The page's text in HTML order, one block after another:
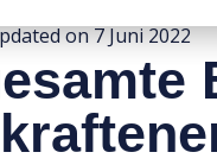
on7 Juni 2022